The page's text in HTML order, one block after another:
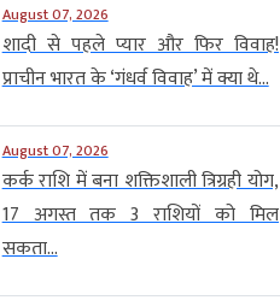
August 07, 2026
शादी से पहले प्यार और फिर विवाह!
प्राचीन भारत के ‘गंधर्व विवाह’ में क्या थे...
August 07, 2026
कर्क राशि में बना शक्तिशाली त्रिग्रही योग,
17 अगस्त तक 3 राशियों को मिल
सकता...